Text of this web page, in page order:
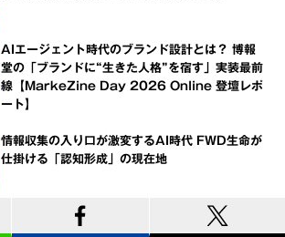
AIエージェント時代のブランド設計とは？ 博報
堂の「ブランドに“生きた人格”を宿す」実装最前
線【MarkeZine Day 2026 Online 登壇レポ
ート】
情報収集の入り口が激変するAI時代 FWD生命が
仕掛ける「認知形成」の現在地
ヒット習慣予報 vol.419『ライフログ・シェア
リング』